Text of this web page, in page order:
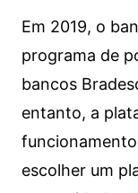
Em 2019, o
programa de
bancos
entanto, a
escolher um